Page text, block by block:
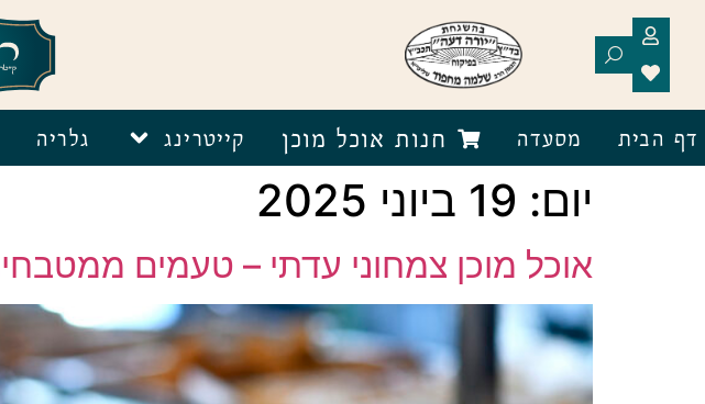
דף הבית מסעדה חנות אוכל מוכן קייטרינג גלריה
יום: 19 ביוני 2025
אוכל מוכן צמחוני עדתי – טעמים